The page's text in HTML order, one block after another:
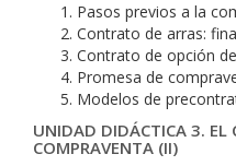
Pasos previos a la
Contrato de arras:
Contrato de opción
Promesa de
Modelos de
UNIDAD DIDÁCTICA 3. EL
COMPRAVENTA (II)